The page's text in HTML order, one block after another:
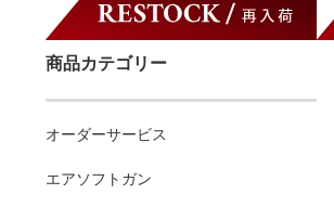
商品カテゴリー
オーダーサービス
エアソフトガン